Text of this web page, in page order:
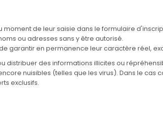
de leur saisie dans le formulaire
ou adresses sans y être autorisé.
garantir en permanence leur caractère réel,
distribuer des informations illicites ou
nuisibles (telles que les virus). Dans le cas
exclusifs.